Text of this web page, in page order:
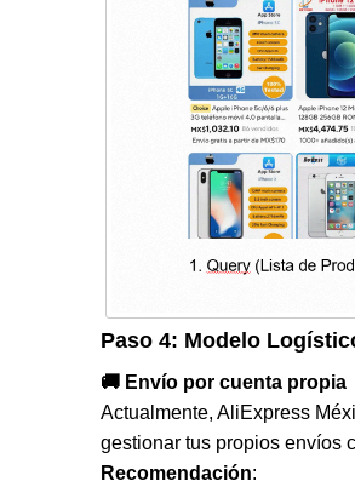
Paso 4: Modelo
🚚 Envío por cuenta propia
Actualmente, AliExpress
gestionar tus propios envíos
Recomendación: